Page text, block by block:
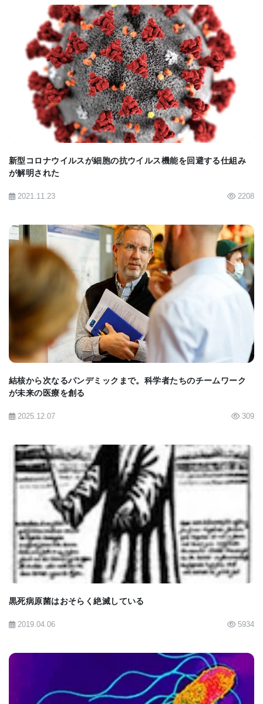
らかにする」と述べた。
炭疽菌は微生物学者の最古の敵の1つであり、現在の
ワクチン接種方法（Sterne株と呼ばれるものを使
用）は、85年前にMax Sterneが開発したときと基本
的に同じものであり、しばらくは経口ワクチン開発
が目標だった。 実際、以前は、時間と労力を節約し
ぜていたが、Benn Felix博士による以前のテストで
経口ワクチンの主な問題は、胃腸管内で細菌を十分
に長く、適切な量で維持して、動物に望ましい免疫
活性をもたらす能力だ。 そのために、細菌や他の培
地のさまざまな菌株を使って他の努力がなされてき
たが、これまでのところ効果が証明されていない。
Benn Felix博士のアプローチは、数十年にわたって
有効であることが証明されているのと同じ菌株を使
用しているため、より単純でより複雑だ（単純だ
が、ゲルのような懸濁液を使用しているため、より
複雑だ）。
と、それをある種の餌に入れて、簡単にこれらの動
物にワクチン接種できるということだ」とBenn
Felix博士は語った。 「我々が使用している製剤は、
ゲルのような物質に入れられた現在の市販のワクチ
ンからの同じ生菌株だ。」
Benn Felix博士は、技術的にアルギン酸カプセル化
として知られているゲル状物質でのワクチンの放出
ガラスのガムボール機械と同じアイディアだ」と彼
女は述べた。 「ゲルは生きた弱毒化細菌の束を保持
しており、時間の経過とともにその細菌の一部を
BIOMARKET JP
新型コロナウイルスが細胞の抗ウイルス機能を回避する仕組み
が解明された
2021.11.23 2208
BIOMARKET JP
結核から次なるパンデミックまで。科学者たちのチームワーク
が未来の医療を創る
2025.12.07 309
BIOMARKET JP
黒死病原菌はおそらく絶滅している
2019.04.06 5934